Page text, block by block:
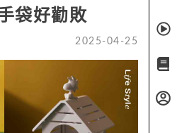
袋好勸敗
2025-04-25